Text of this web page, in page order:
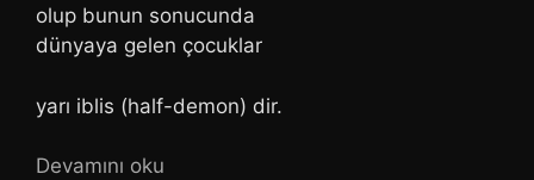
olup bunun sonucunda
dünyaya gelen çocuklar
yarı iblis (half-demon) dir.
Devamını oku